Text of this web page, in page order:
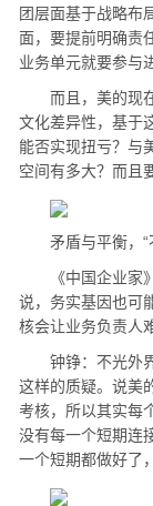
团层面基于战略布
面，要提前明确责
业务单元就要参与
而且，美的现在
文化差异性，基于
能否实现扭亏？与
空间有多大？而且
矛盾与平衡，“
《中国企业家》
说，务实基因也可
核会让业务负责人
钟铮：不光外界
这样的质疑。说美
考核，所以其实每
没有每一个短期连
一个短期都做好了